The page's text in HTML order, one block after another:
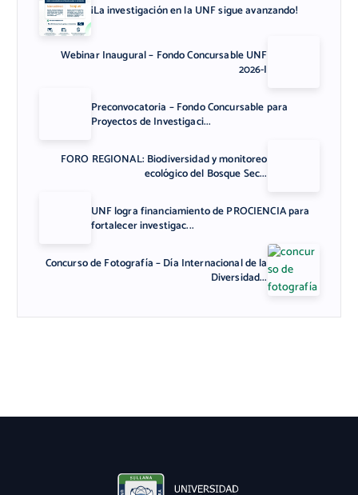
¡La investigación en la UNF sigue avanzando!
Webinar Inaugural – Fondo Concursable UNF
2026-I
Preconvocatoria – Fondo Concursable para
Proyectos de Investigaci...
FORO REGIONAL: Biodiversidad y monitoreo
ecológico del Bosque Sec...
UNF logra financiamiento de PROCIENCIA para
fortalecer investigac...
Concurso de Fotografía – Día Internacional de la
Diversidad...